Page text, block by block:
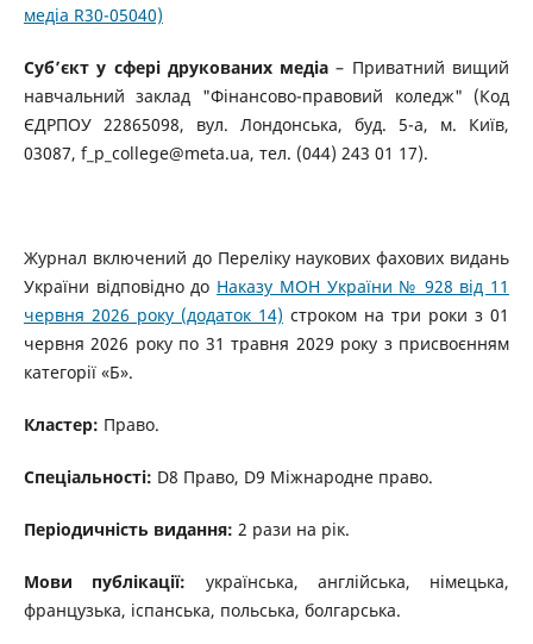
медіа R30-05040)
Суб’єкт у сфері друкованих медіа – Приватний вищий
навчальний заклад "Фінансово-правовий коледж" (Код
ЄДРПОУ 22865098, вул. Лондонська, буд. 5-а, м. Київ,
03087, f_p_college@meta.ua, тел. (044) 243 01 17).
Журнал включений до Переліку наукових фахових видань
України відповідно до Наказу МОН України № 928 від 11
червня 2026 року (додаток 14) строком на три роки з 01
червня 2026 року по 31 травня 2029 року з присвоєнням
категорії «Б».
Кластер: Право.
Спеціальності: D8 Право, D9 Міжнародне право.
Періодичність видання: 2 рази на рік.
Мови публікації: українська, англійська, німецька,
французька, іспанська, польська, болгарська.